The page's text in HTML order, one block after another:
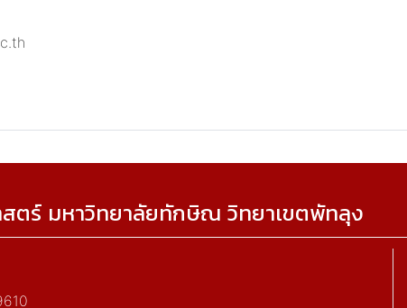
ตร์ มหาวิทยาลัยทักษิณ วิทยาเขตพัทลุง